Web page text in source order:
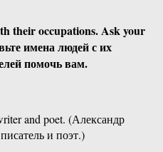
their occupations. Ask your
имена людей с их
помочь вам.
and poet. (Александр
и поэт.)